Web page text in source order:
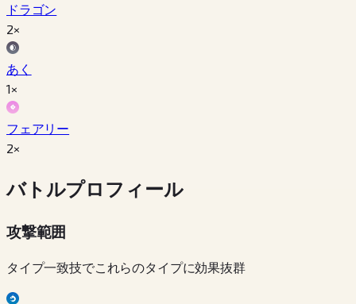
ドラゴン
2×
あく
1×
フェアリー
2×
バトルプロフィール
攻撃範囲
タイプ一致技でこれらのタイプに効果抜群